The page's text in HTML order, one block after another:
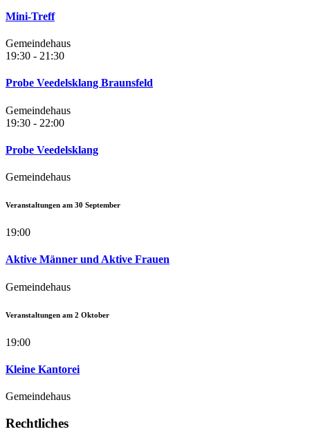
Mini-Treff
Gemeindehaus
19:30 - 21:30
Probe Veedelsklang Braunsfeld
Gemeindehaus
19:30 - 22:00
Probe Veedelsklang
Gemeindehaus
Veranstaltungen am 30 September
19:00
Aktive Männer und Aktive Frauen
Gemeindehaus
Veranstaltungen am 2 Oktober
19:00
Kleine Kantorei
Gemeindehaus
Rechtliches